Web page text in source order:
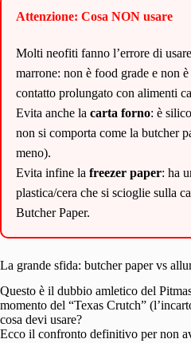
Attenzione: Cosa NON usare
Molti neofiti fanno l’errore di
marrone: non è food grade e non
contatto prolungato con alimenti
Evita anche la carta forno: è
non si comporta come la butcher
meno).
Evita infine la freezer paper: ha
plastica/cera che si scioglie sulla
Butcher Paper.
La grande sfida: butcher paper vs
Questo è il dubbio amletico del
momento del “Texas Crutch”
cosa devi usare?
Ecco il confronto definitivo per non